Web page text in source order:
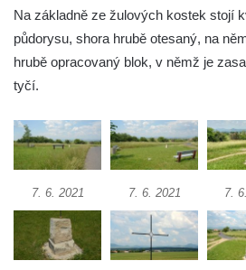
Kříž na zahradě domu čp. 127 v
Boží muka u hřbitova v Římově
Centrální kříž hřbitova v Římově
Kříž na návsi v Dolním Třeboníně
Kříž poblíž domu čp. 169 v Plavu
Kříž na návsi v Plavu
Na základně ze žulových kostek stojí
půdorysu, shora hrubě otesaný, na
hrubě opracovaný blok, v němž je
tyčí.
7. 6. 2021 7. 6. 2021 7.